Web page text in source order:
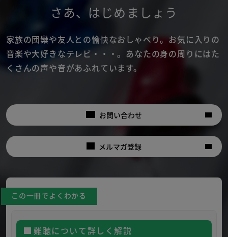
さあ、 はじめましょう
家族の団欒や友人との愉快なおしゃべり。お気に入りの
音楽や大好きなテレビ・・・。 あなたの身の周りにはた
くさんの声や音があふれています。
お問い合わせ
メルマガ登録
この一冊でよくわかる
難聴について詳しく解説